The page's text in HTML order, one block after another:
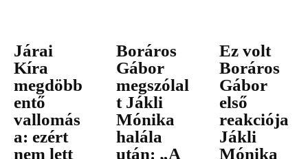
Járai
Kíra
megdöbb
entő
vallomás
a: ezért
nem lett
Boráros
Gábor
megszólal
t Jákli
Mónika
halála
után: „A
Ez volt
Boráros
Gábor
első
reakciója
Jákli
Mónika